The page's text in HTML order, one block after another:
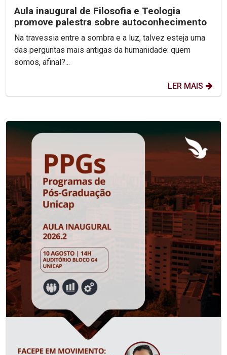
Aula inaugural de Filosofia e Teologia
promove palestra sobre autoconhecimento
Na travessia entre a sombra e a luz, talvez esteja uma
das perguntas mais antigas da humanidade: quem
somos, afinal?...
LER MAIS